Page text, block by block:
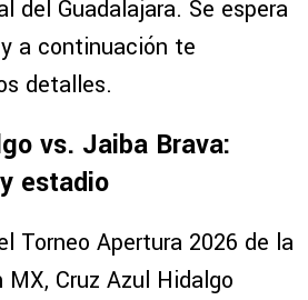
del Guadalajara. Se espera
a continuación te
detalles.
vs. Jaiba Brava:
estadio
Torneo Apertura 2026 de la
MX, Cruz Azul Hidalgo